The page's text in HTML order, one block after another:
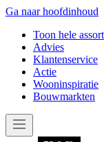
Ga naar hoofdinhoud
Toon hele
Advies
Klantenservice
Actie
Wooninspiratie
Bouwmarkten